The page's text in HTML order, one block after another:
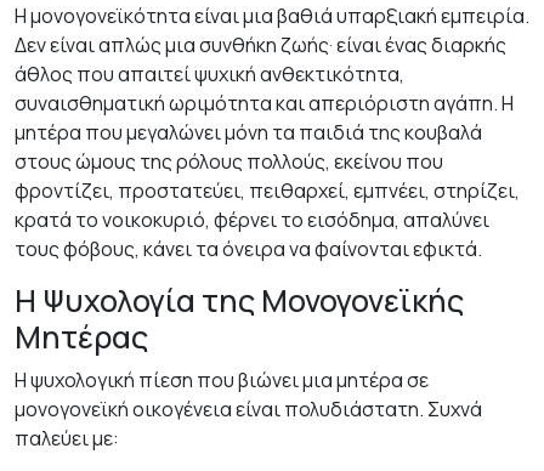
Η μονογονεϊκότητα είναι μια βαθιά υπαρξιακή εμπειρία.
Δεν είναι απλώς μια συνθήκη ζωής· είναι ένας διαρκής
άθλος που απαιτεί ψυχική ανθεκτικότητα,
συναισθηματική ωριμότητα και απεριόριστη αγάπη. Η
μητέρα που μεγαλώνει μόνη τα παιδιά της κουβαλά
στους ώμους της ρόλους πολλούς, εκείνου που
φροντίζει, προστατεύει, πειθαρχεί, εμπνέει, στηρίζει,
κρατά το νοικοκυριό, φέρνει το εισόδημα, απαλύνει
τους φόβους, κάνει τα όνειρα να φαίνονται εφικτά.
Η Ψυχολογία της Μονογονεϊκής
Μητέρας
Η ψυχολογική πίεση που βιώνει μια μητέρα σε
μονογονεϊκή οικογένεια είναι πολυδιάστατη. Συχνά
παλεύει με: